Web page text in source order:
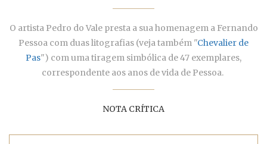
O artista Pedro do Vale presta a sua homenagem a Fernando
Pessoa com duas litografias (veja também "Chevalier de
Pas") com uma tiragem simbólica de 47 exemplares,
correspondente aos anos de vida de Pessoa.
NOTA CRÍTICA